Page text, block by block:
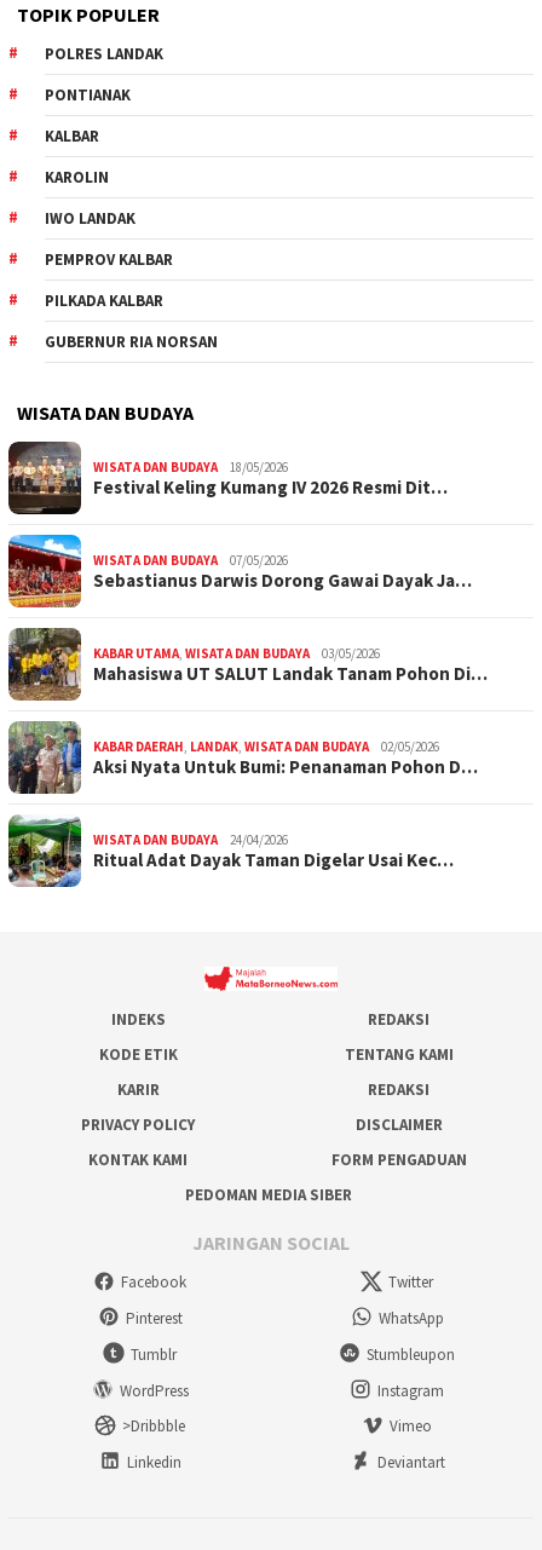
TOPIK POPULER
POLRES LANDAK
PONTIANAK
KALBAR
KAROLIN
IWO LANDAK
PEMPROV KALBAR
PILKADA KALBAR
GUBERNUR RIA NORSAN
WISATA DAN BUDAYA
WISATA DAN BUDAYA 18/05/2026
Festival Keling Kumang IV 2026 Resmi Dit…
WISATA DAN BUDAYA 07/05/2026
Sebastianus Darwis Dorong Gawai Dayak Ja…
KABAR UTAMA, WISATA DAN BUDAYA 03/05/2026
Mahasiswa UT SALUT Landak Tanam Pohon Di…
KABAR DAERAH, LANDAK, WISATA DAN BUDAYA 02/05/2026
Aksi Nyata Untuk Bumi: Penanaman Pohon D…
WISATA DAN BUDAYA 24/04/2026
Ritual Adat Dayak Taman Digelar Usai Kec…
INDEKS
REDAKSI
KODE ETIK
TENTANG KAMI
KARIR
REDAKSI
PRIVACY POLICY
DISCLAIMER
KONTAK KAMI
FORM PENGADUAN
PEDOMAN MEDIA SIBER
JARINGAN SOCIAL
Facebook
Twitter
Pinterest
WhatsApp
Tumblr
Stumbleupon
WordPress
Instagram
>Dribbble
Vimeo
Linkedin
Deviantart